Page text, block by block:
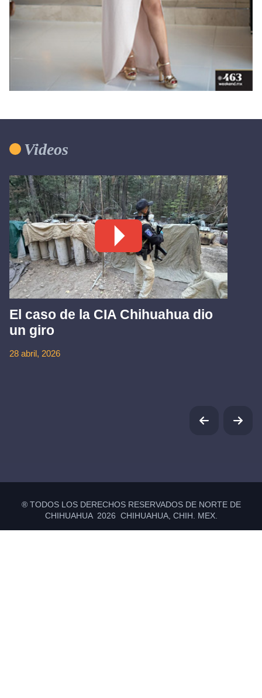
Videos
El caso de la CIA Chihuahua dio
un giro
28 abril, 2026
® TODOS LOS DERECHOS RESERVADOS DE NORTE DE
CHIHUAHUA 2026 CHIHUAHUA, CHIH. MEX.